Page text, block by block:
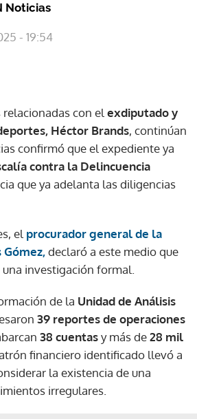
Noticias
- 19:54
con el exdiputado y
Héctor Brands, continúan
confirmó que el expediente ya
contra la Delincuencia
que ya adelanta las diligencias
el procurador general de la
Gómez,declaró a este medio que
investigación formal.
de la Unidad de Análisis
39 reportes de operaciones
38 cuentasy más de28 mil
financiero identificado llevó a
la existencia de una
irregulares.